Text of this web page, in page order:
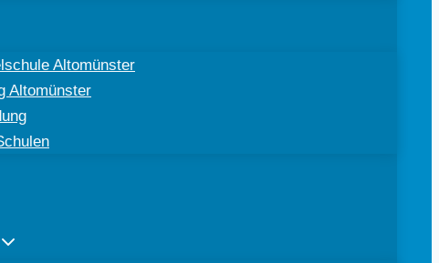
Altomünster
Altomünster